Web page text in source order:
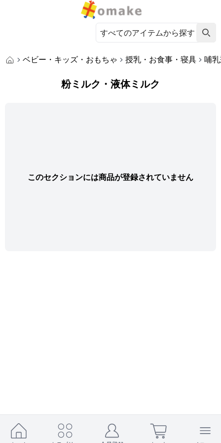
ベビー・キッズ・おもちゃ 授乳・お食事・寝具 哺
粉ミルク・液体ミルク
このセクションには商品が登録されていません